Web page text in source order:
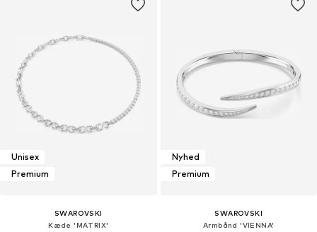
Unisex
Premium
SWAROVSKI
Kæde 'MATRIX'
Nyhed
Premium
SWAROVSKI
Armbånd 'VIENNA'